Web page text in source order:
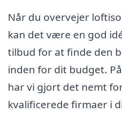
Når du overvejer
kan det være en god
tilbud for at finde den
inden for dit budget.
har vi gjort det nemt
kvalificerede firmaer i